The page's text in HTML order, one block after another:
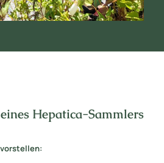
Hepatica-Sammlers